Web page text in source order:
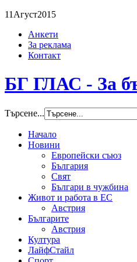
11 Агуст2015
Анкети
За реклама
Контакт
БГ ГЛАС - За
Търсене...
Начало
Новини
Европейски съюз
България
Свят
Българи в чужбина
Живот и работа в ЕС
Австрия
Българите
Австрия
Култура
ЛайфСтайл